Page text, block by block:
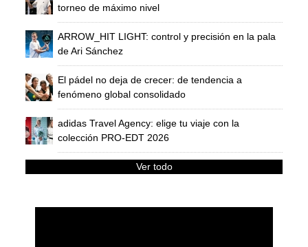
torneo de máximo nivel
ARROW_HIT LIGHT: control y precisión en la pala
de Ari Sánchez
El pádel no deja de crecer: de tendencia a
fenómeno global consolidado
adidas Travel Agency: elige tu viaje con la
colección PRO-EDT 2026
Ver todo